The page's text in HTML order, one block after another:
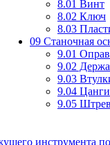
8.01 Винт
8.02 Ключ
8.03
09 Станочная
9.01
9.02
9.03
9.04 Цанги
9.05